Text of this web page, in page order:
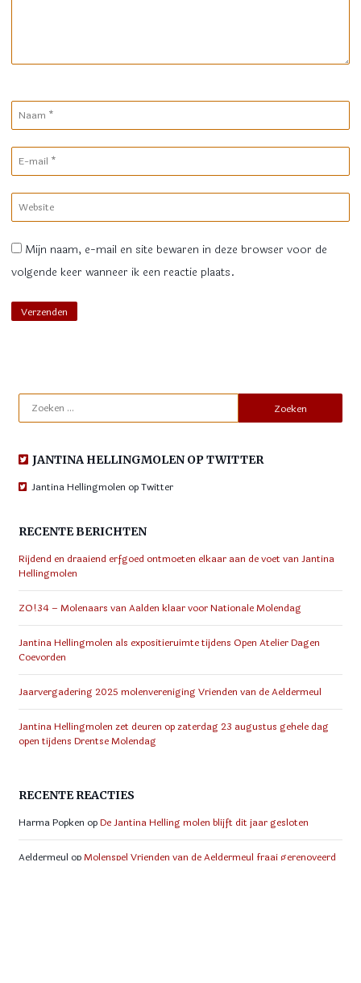
Naam
*
E-
mail
Website
Mijn naam, e-mail en site bewaren in deze browser voor de
volgende keer wanneer ik een reactie plaats.
JANTINA HELLINGMOLEN OP TWITTER
Jantina Hellingmolen op Twitter
RECENTE BERICHTEN
Rijdend en draaiend erfgoed ontmoeten elkaar aan de voet van Jantina
Hellingmolen
ZO!34 – Molenaars van Aalden klaar voor Nationale Molendag
Jantina Hellingmolen als expositieruimte tijdens Open Atelier Dagen
Coevorden
Jaarvergadering 2025 molenvereniging Vrienden van de Aeldermeul
Jantina Hellingmolen zet deuren op zaterdag 23 augustus gehele dag
open tijdens Drentse Molendag
RECENTE REACTIES
Harma Popken opDe Jantina Helling molen blijft dit jaar gesloten
Aeldermeul opMolenspel Vrienden van de Aeldermeul fraai gerenoveerd